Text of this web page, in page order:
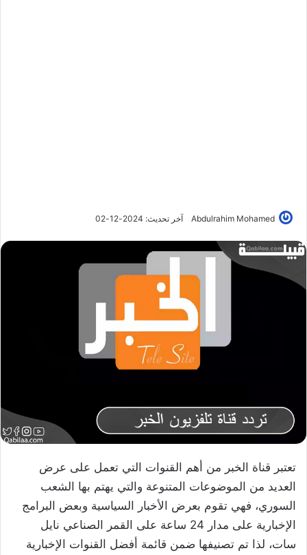
Abdulrahim Mohamed آخر تحديث: 2024-12-02
تعتبر قناة الخبر من أهم القنوات التي تعمل على عرض
العديد من الموضوعات المتنوعة والتي يهتم بها الشعب
السوري، فهي تقوم بعرض الأخبار السياسية وبعض البرامج
الإخبارية على مدار 24 ساعة على القمر الصناعي نايل
سات، لذا تم تصنيفها ضمن قائمة أفضل القنوات الإخبارية